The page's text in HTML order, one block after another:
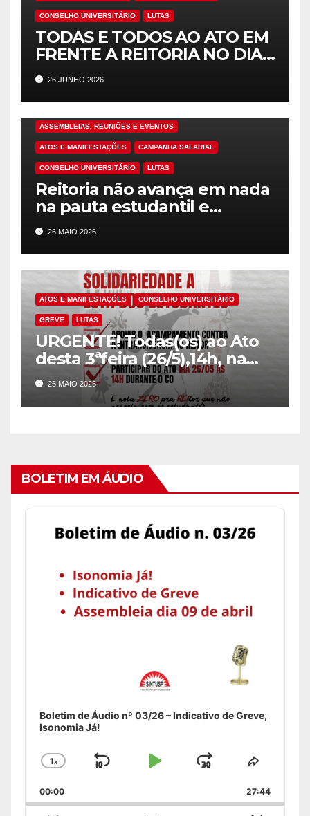
CONSELHO UNIVERSITÁRIO LUTAS
TODAS E TODOS AO ATO EM
FRENTE A REITORIA NO DIA
30/6, 13H, DURANTE A
REUNIÃO DO CO!
26 JUNHO 2026
ASSEMBLEIAS, REUNIÕES E EVENTOS
ATOS E MANIFESTAÇÕES CAMPANHA SALARIAL
CONSELHO UNIVERSITÁRIO LUTAS
Reitoria não avança em nada
na pauta estudantil e
mantém os vergonhosos 27
reais de aumento nos
auxílios
26 MAIO 2026
ATOS E MANIFESTAÇÕES CONSELHO UNIVERSITÁRIO
GREVE LUTAS
URGENTE! Todas(os) ao Ato
desta 3ªfeira (26/5),14h, na
reitoria! É preciso cercar de
Solidariedade a luta dos
Estudantes! O Co de hoje
25 MAIO 2026
BOLETIM EM ÁUDIO
Audio
Player
Boletim de Áudio nº 03/26 – Indicativo de Greve,
Isonomia Já!
Change
Rate
1x
Skip
Play
Jump
Forward
Share
Episode
00:00 27:44